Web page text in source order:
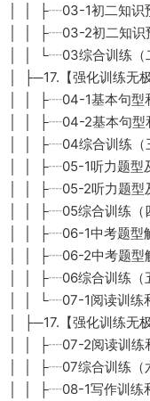
│ │ ├┈03-1初二知识
│ │ ├┈03-2初二知识
│ │ └┈03综合训练（
│ ├─17.【强化训练无
│ │ ├┈04-1基本句型
│ │ ├┈04-2基本句型
│ │ ├┈04综合训练（
│ │ ├┈05-1听力题型
│ │ ├┈05-2听力题型
│ │ ├┈05综合训练（
│ │ ├┈06-1中考题型
│ │ ├┈06-2中考题型
│ │ ├┈06综合训练（
│ │ └┈07-1阅读训练
│ ├─17.【强化训练无
│ │ ├┈07-2阅读训练
│ │ ├┈07综合训练（
│ │ ├┈08-1写作训练